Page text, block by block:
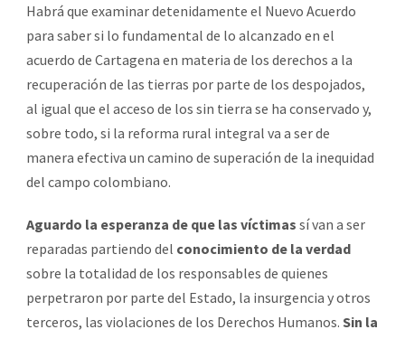
Habrá que examinar detenidamente el Nuevo Acuerdo
para saber si lo fundamental de lo alcanzado en el
acuerdo de Cartagena en materia de los derechos a la
recuperación de las tierras por parte de los despojados,
al igual que el acceso de los sin tierra se ha conservado y,
sobre todo, si la reforma rural integral va a ser de
manera efectiva un camino de superación de la inequidad
del campo colombiano.
Aguardo la esperanza de que las víctimas sí van a ser
reparadas partiendo del conocimiento de la verdad
sobre la totalidad de los responsables de quienes
perpetraron por parte del Estado, la insurgencia y otros
terceros, las violaciones de los Derechos Humanos. Sin la